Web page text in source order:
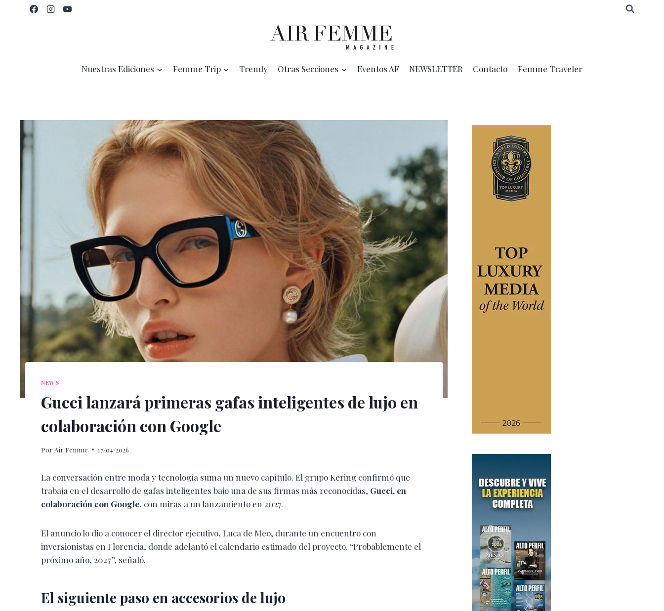
Nuestras Ediciones Femme Trip Trendy Otras Secciones Eventos AF NEWSLETTER Contacto Femme Traveler
NEWS
Gucci lanzará primeras gafas inteligentes de lujo en
colaboración con Google
Por Air Femme 17/04/2026
La conversación entre moda y tecnología suma un nuevo capítulo. El grupo Kering confirmó que
trabaja en el desarrollo de gafas inteligentes bajo una de sus firmas más reconocidas, Gucci, en
colaboración con Google, con miras a un lanzamiento en 2027.
El anuncio lo dio a conocer el director ejecutivo, Luca de Meo, durante un encuentro con
inversionistas en Florencia, donde adelantó el calendario estimado del proyecto. “Probablemente el
próximo año, 2027”, señaló.
El siguiente paso en accesorios de lujo